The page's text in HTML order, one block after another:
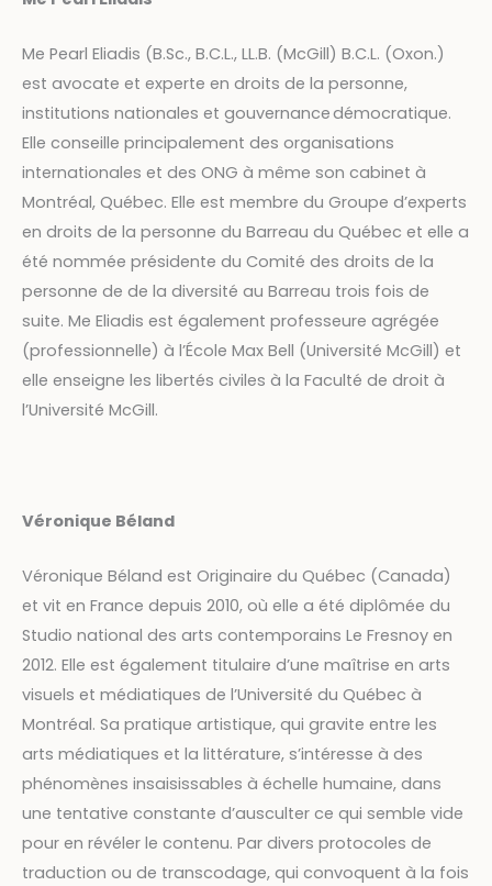
Me Pearl Eliadis (B.Sc., B.C.L., LL.B. (McGill) B.C.L. (Oxon.)
est avocate et experte en droits de la personne,
institutions nationales et gouvernance démocratique.
Elle conseille principalement des organisations
internationales et des ONG à même son cabinet à
Montréal, Québec. Elle est membre du Groupe d’experts
en droits de la personne du Barreau du Québec et elle a
été nommée présidente du Comité des droits de la
personne de de la diversité au Barreau trois fois de
suite. Me Eliadis est également professeure agrégée
(professionnelle) à l’École Max Bell (Université McGill) et
elle enseigne les libertés civiles à la Faculté de droit à
l’Université McGill.
Véronique Béland
Véronique Béland est Originaire du Québec (Canada)
et vit en France depuis 2010, où elle a été diplômée du
Studio national des arts contemporains Le Fresnoy en
2012. Elle est également titulaire d’une maîtrise en arts
visuels et médiatiques de l’Université du Québec à
Montréal. Sa pratique artistique, qui gravite entre les
arts médiatiques et la littérature, s’intéresse à des
phénomènes insaisissables à échelle humaine, dans
une tentative constante d’ausculter ce qui semble vide
pour en révéler le contenu. Par divers protocoles de
traduction ou de transcodage, qui convoquent à la fois